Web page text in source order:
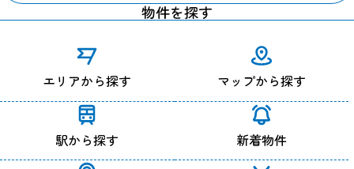
ＩＰアドレスについて
当サイトのアクセスログよりお客様のIPアドレスを以下の理由
のため利用する場合があります。
ただし個人でドメインを取得し、そのWebサーバーの設置場所
ら個人が特定できることはありません。
１、Webサーバーで発生した問題を突き止めるため。
２、Webサイトの管理のため。
物件を探す
エリアから探す マップから探す
駅から探す 新着物件